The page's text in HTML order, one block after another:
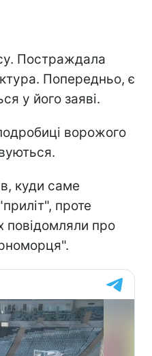
Постраждала
Попередньо, є
у його заяві.
ворожого
куди саме
проте
про